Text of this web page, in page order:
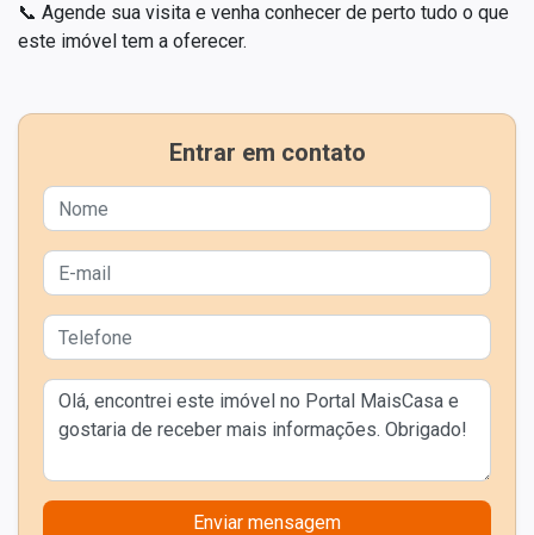
📞 Agende sua visita e venha conhecer de perto tudo o que
este imóvel tem a oferecer.
Entrar em contato
Enviar mensagem